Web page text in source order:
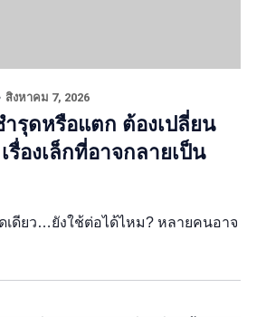
สิงหาคม 7, 2026
รุดหรือแตก ต้องเปลี่ยน
รื่องเล็กที่อาจกลายเป็น
เดียว…ยังใช้ต่อได้ไหม? หลายคนอาจ